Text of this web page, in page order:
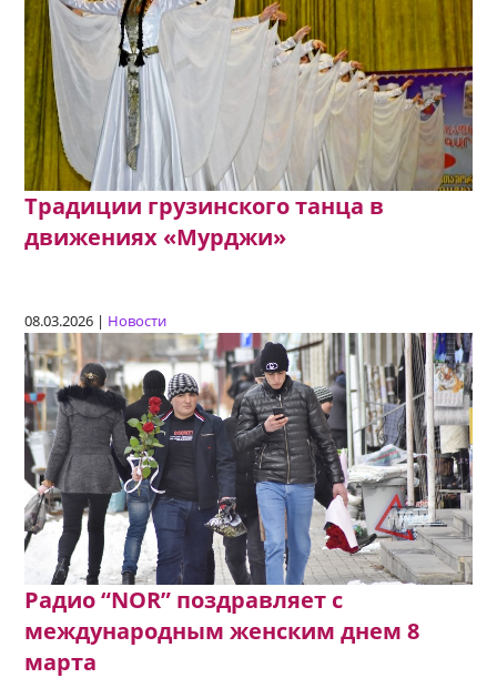
Традиции грузинского танца в
движениях «Мурджи»
08.03.2026 | Новости
Радио “NOR” поздравляет с
международным женским днем 8
марта